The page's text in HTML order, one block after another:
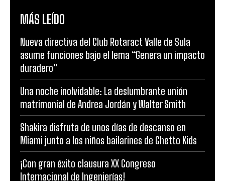
MÁS LEÍDO
Nueva directiva del Club Rotaract Valle de Sula
asume funciones bajo el lema “Genera un impacto
duradero”
Una noche inolvidable: La deslumbrante unión
matrimonial de Andrea Jordán y Walter Smith
Shakira disfruta de unos días de descanso en
Miami junto a los niños bailarines de Ghetto Kids
¡Con gran éxito clausura XX Congreso
Internacional de Ingenierías!